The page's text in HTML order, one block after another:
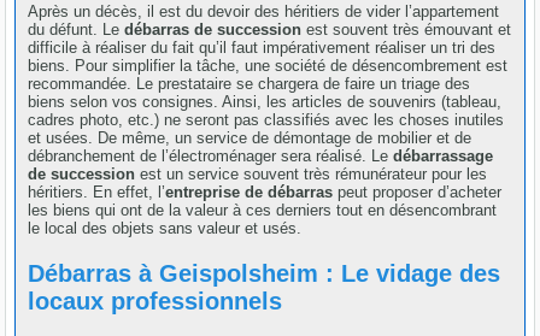
Après un décès, il est du devoir des héritiers de vider l’appartement
du défunt. Ledébarras de succession est souvent très émouvant et
difficile à réaliser du fait qu’il faut impérativement réaliser un tri des
biens. Pour simplifier la tâche, une société de désencombrement est
recommandée. Le prestataire se chargera de faire un triage des
biens selon vos consignes. Ainsi, les articles de souvenirs (tableau,
cadres photo, etc.) ne seront pas classifiés avec les choses inutiles
et usées. De même, un service de démontage de mobilier et de
débranchement de l’électroménager sera réalisé. Ledébarrassage
de succession est un service souvent très rémunérateur pour les
héritiers. En effet, l’entreprise de débarras peut proposer d’acheter
les biens qui ont de la valeur à ces derniers tout en désencombrant
le local des objets sans valeur et usés.
Débarras à Geispolsheim : Le vidage des
locaux professionnels